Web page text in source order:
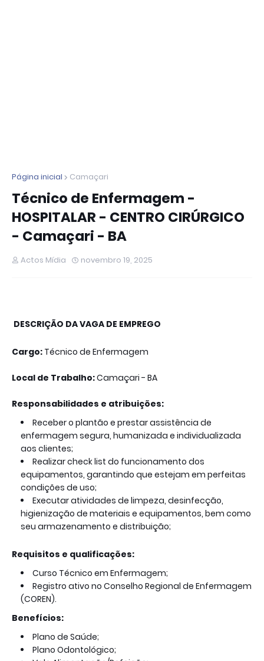
Página inicial Camaçari
Técnico de Enfermagem -
HOSPITALAR - CENTRO CIRÚRGICO
- Camaçari - BA
Actos Mídia novembro 19, 2025
DESCRIÇÃO DA VAGA DE EMPREGO
Cargo: Técnico de Enfermagem
Local de Trabalho:Camaçari - BA
Responsabilidades e atribuições:
Receber o plantão e prestar assistência de
enfermagem segura, humanizada e individualizada
aos clientes;
Realizar check list do funcionamento dos
equipamentos, garantindo que estejam em perfeitas
condições de uso;
Executar atividades de limpeza, desinfecção,
higienização de materiais e equipamentos, bem como
seu armazenamento e distribuição;
Requisitos e qualificações:
Curso Técnico em Enfermagem;
Registro ativo no Conselho Regional de Enfermagem
(COREN).
Benefícios:
Plano de Saúde;
Plano Odontológico;